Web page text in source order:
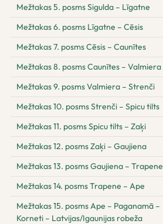
Mežtakas 5. posms Sigulda – Līgatne
Mežtakas 6. posms Līgatne – Cēsis
Mežtakas 7. posms Cēsis – Caunītes
Mežtakas 8. posms Caunītes – Valmiera
Mežtakas 9. posms Valmiera – Strenči
Mežtakas 10. posms Strenči – Spicu tilts
Mežtakas 11. posms Spicu tilts – Zaķi
Mežtakas 12. posms Zaķi – Gaujiena
Mežtakas 13. posms Gaujiena – Trapene
Mežtakas 14. posms Trapene – Ape
Mežtakas 15. posms Ape – Paganamā –
Korneti – Latvijas/Igaunijas robeža